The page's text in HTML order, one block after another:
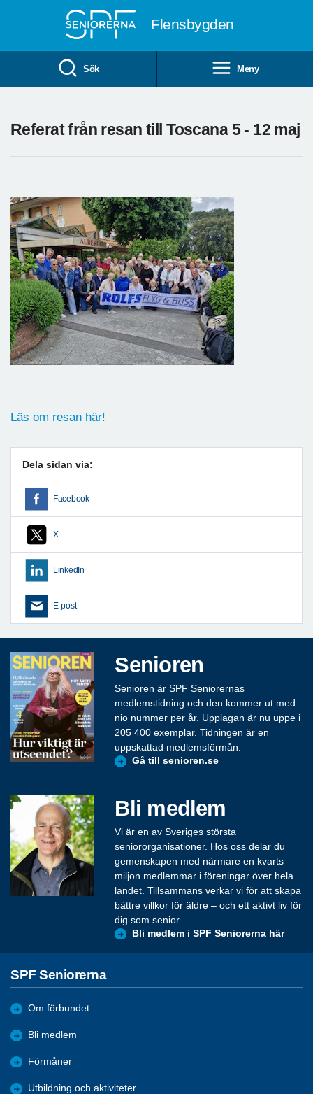
Flensbygden
Sök Meny
Referat från resan till Toscana 5 - 12 maj
Läs om resan här!
Dela sidan via:
Facebook
X
LinkedIn
E-post
Senioren
Senioren är SPF Seniorernas
medlemstidning och den kommer ut med
nio nummer per år. Upplagan är nu uppe i
205 400 exemplar. Tidningen är en
uppskattad medlemsförmån.
Gå till senioren.se
Bli medlem
Vi är en av Sveriges största
seniororganisationer. Hos oss delar du
gemenskapen med närmare en kvarts
miljon medlemmar i föreningar över hela
landet. Tillsammans verkar vi för att skapa
bättre villkor för äldre – och ett aktivt liv för
dig som senior.
Bli medlem i SPF Seniorerna här
SPF Seniorerna
Om förbundet
Bli medlem
Förmåner
Utbildning och aktiviteter